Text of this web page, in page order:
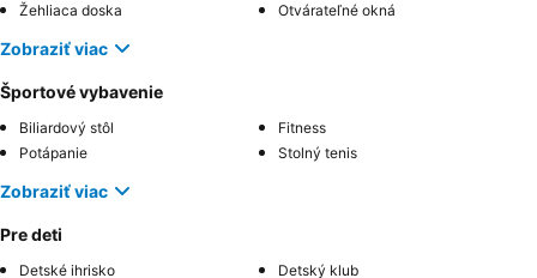
Žehliaca doska
Otvárateľné okná
Zobraziť viac
Športové vybavenie
Biliardový stôl
Fitness
Potápanie
Stolný tenis
Zobraziť viac
Pre deti
Detské ihrisko Detský klub